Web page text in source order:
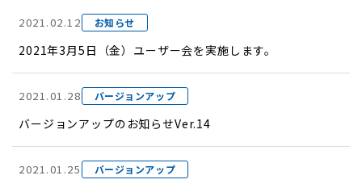
2021.02.12 お知らせ
2021年3月5日（金）ユーザー会を実施します。
2021.01.28 バージョンアップ
バージョンアップのお知らせVer.14
2021.01.25 バージョンアップ